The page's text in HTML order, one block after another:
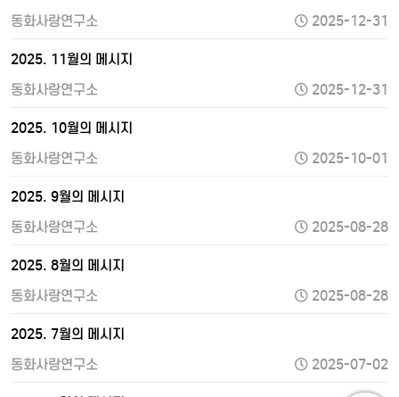
동화사랑연구소
2025-12-31
2025. 11월의 메시지
동화사랑연구소
2025-12-31
2025. 10월의 메시지
동화사랑연구소
2025-10-01
2025. 9월의 메시지
동화사랑연구소
2025-08-28
2025. 8월의 메시지
동화사랑연구소
2025-08-28
2025. 7월의 메시지
동화사랑연구소
2025-07-02